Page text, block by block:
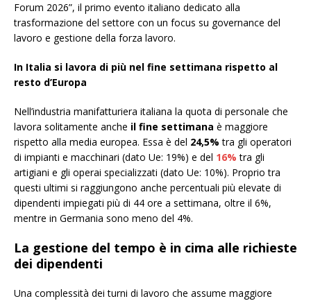
Forum 2026”, il primo evento italiano dedicato alla
trasformazione del settore con un focus su governance del
lavoro e gestione della forza lavoro.
In Italia si lavora di più nel fine settimana rispetto al
resto d’Europa
Nell’industria manifatturiera italiana la quota di personale che
lavora solitamente anche il fine settimana è maggiore
rispetto alla media europea. Essa è del 24,5%tra gli operatori
di impianti e macchinari (dato Ue: 19%) e del 16% tra gli
artigiani e gli operai specializzati (dato Ue: 10%). Proprio tra
questi ultimi si raggiungono anche percentuali più elevate di
dipendenti impiegati più di 44 ore a settimana, oltre il 6%,
mentre in Germania sono meno del 4%.
La gestione del tempo è in cima alle richieste
dei dipendenti
Una complessità dei turni di lavoro che assume maggiore